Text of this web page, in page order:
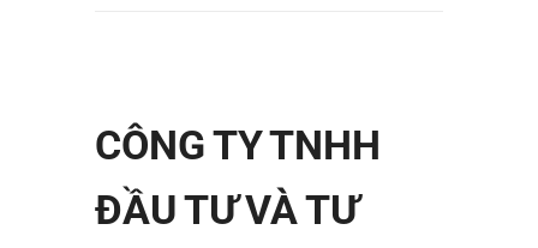
CÔNG TY TNHH
ĐẦU TƯ VÀ TƯ